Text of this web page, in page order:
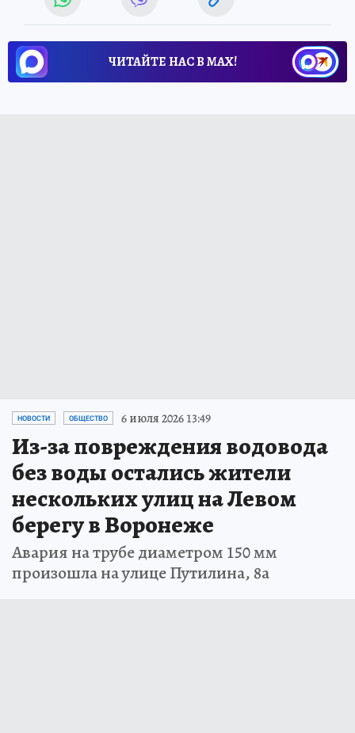
ЧИТАЙТЕ НАС В МАХ!
НОВОСТИ ОБЩЕСТВО 6 июля 2026 13:49
Из-за повреждения водовода
без воды остались жители
нескольких улиц на Левом
берегу в Воронеже
Авария на трубе диаметром 150 мм
произошла на улице Путилина, 8а